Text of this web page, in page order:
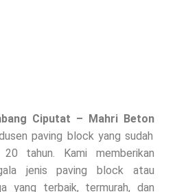
Ciputat – Mahri Beton
paving block yang sudah
tahun. Kami memberikan
jenis paving block atau
yang terbaik, termurah, dan